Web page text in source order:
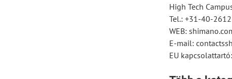
High Tech
Tel.: +31-40-
WEB:
E-mail:
EU